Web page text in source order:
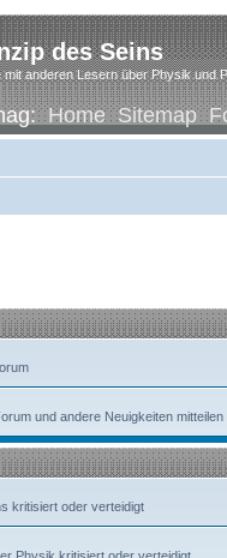
des Seins
mit anderen Lesern über Physik und
Home Sitemap
und andere Neuigkeiten mitteilen
kritisiert oder verteidigt